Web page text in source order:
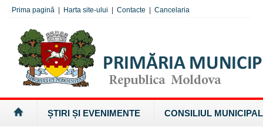
Prima pagină Harta site-ului Contacte Cancelaria
ȘTIRI ȘI EVENIMENTE CONSILIUL MUNICIPAL